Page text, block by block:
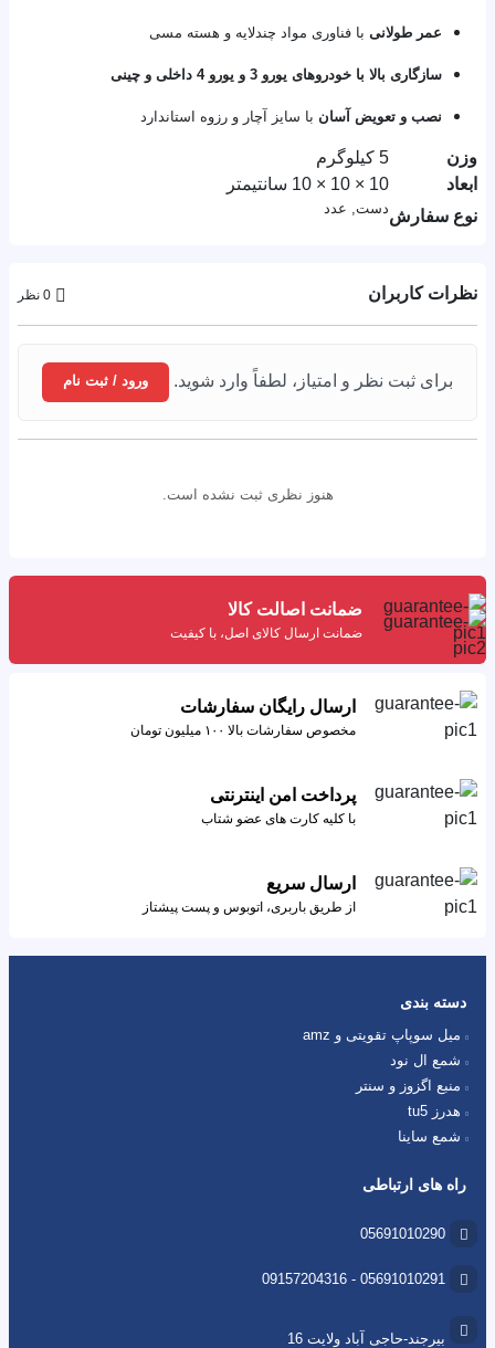
عمر طولانی با فناوری مواد چندلایه و هسته مسی
سازگاری بالا با خودروهای یورو 3 و یورو 4 داخلی و چینی
نصب و تعویض آسان با سایز آچار و رزوه استاندارد
وزن
5 کیلوگرم
ابعاد
10 × 10 × 10 سانتیمتر
نوع سفارشدست, عدد
نظرات کاربران 0 نظر
برای ثبت نظر و امتیاز، لطفاً وارد شوید. ورود / ثبت نام
هنوز نظری ثبت نشده است.
ضمانت اصالت کالا
ضمانت ارسال کالای اصل، با کیفیت
ارسال رایگان سفارشات
مخصوص سفارشات بالا ۱۰۰ میلیون تومان
پرداخت امن اینترنتی
با کلیه کارت های عضو شتاب
ارسال سریع
از طریق باربری، اتوبوس و پست پیشتاز
دسته بندی
میل سوپاپ تقویتی و amz
شمع ال نود
منبع اگزوز و سنتر
هدرز tu5
شمع ساینا
راه های ارتباطی
05691010290
05691010291 - 09157204316
بیرجند-حاجی آباد ولایت 16